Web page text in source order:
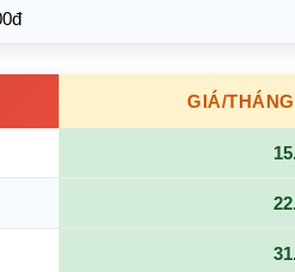
GIÁ/